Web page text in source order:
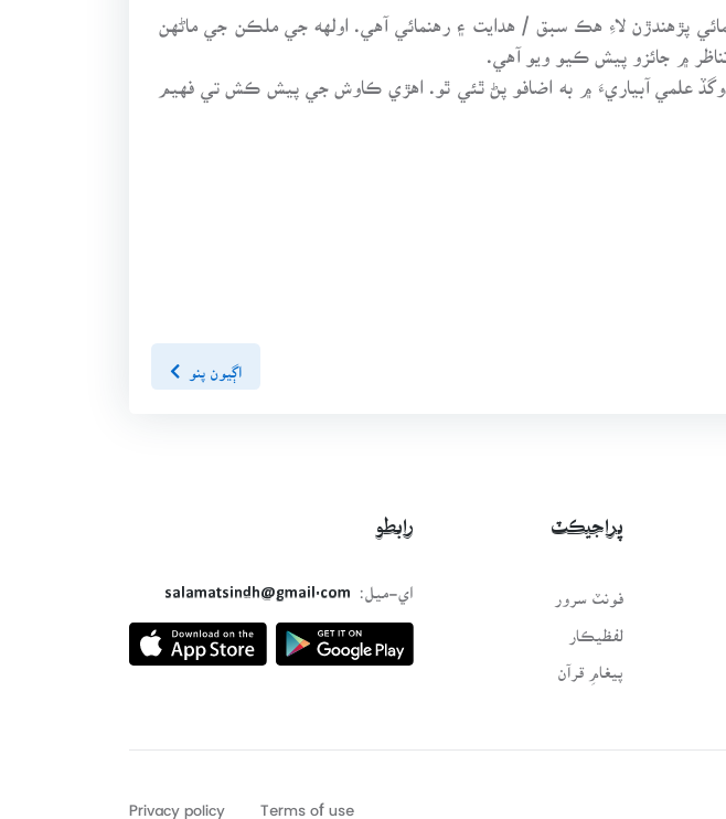
پڙهندڙن لاءِ هڪ سبق / هدايت ۽ رهنمائي آهي. اولهه جي ملڪن جي ماڻهن
۾ جائزو پيش ڪيو ويو آهي.
علمي آبياريءَ ۾ به اضافو پڻ ٿئي ٿو. اهڙي ڪاوش جي پيش ڪش تي فهيم
اڳيون پنو
پراجيڪٽ
فونٽ سرور
لفظيڪار
پيغامِ قرآن
رابطو
اي-ميل:
salamatsindh@gmail.com
Terms of use
Privacy policy